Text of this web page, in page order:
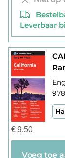
Leverbaar
€9,50